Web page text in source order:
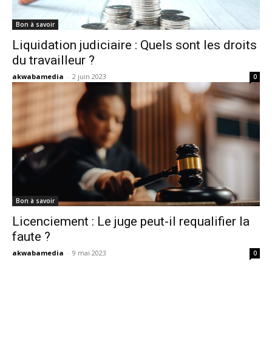
Bon à savoir
Liquidation judiciaire : Quels sont les droits
du travailleur ?
akwabamedia - 2 juin 2023 0
Bon à savoir
Licenciement : Le juge peut-il requalifier la
faute ?
akwabamedia - 9 mai 2023 0